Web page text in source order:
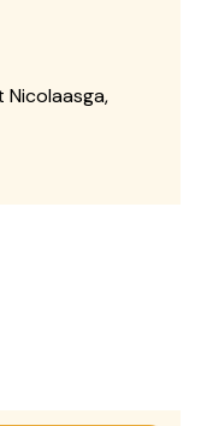
Nicolaasga,